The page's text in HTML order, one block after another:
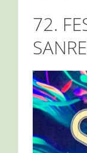
72.